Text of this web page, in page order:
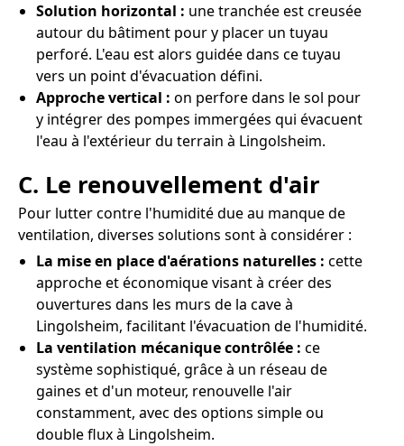
Solution horizontal : une tranchée est creusée
autour du bâtiment pour y placer un tuyau
perforé. L'eau est alors guidée dans ce tuyau
vers un point d'évacuation défini.
Approche vertical : on perfore dans le sol pour
y intégrer des pompes immergées qui évacuent
l'eau à l'extérieur du terrain à Lingolsheim.
C. Le renouvellement d'air
Pour lutter contre l'humidité due au manque de
ventilation, diverses solutions sont à considérer :
La mise en place d'aérations naturelles : cette
approche et économique visant à créer des
ouvertures dans les murs de la cave à
Lingolsheim, facilitant l'évacuation de l'humidité.
La ventilation mécanique contrôlée : ce
système sophistiqué, grâce à un réseau de
gaines et d'un moteur, renouvelle l'air
constamment, avec des options simple ou
double flux à Lingolsheim.